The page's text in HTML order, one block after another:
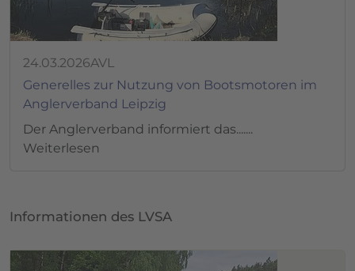
24.03.2026AVL
Generelles zur Nutzung von Bootsmotoren im
Anglerverband Leipzig
Der Anglerverband informiert das.......
Weiterlesen
Informationen des LVSA